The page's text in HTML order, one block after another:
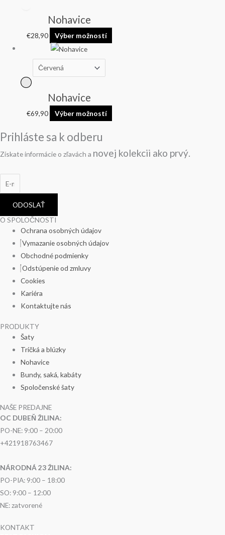
Nohavice
€28,90 Výber možností
Nohavice
€69,90 Výber možností
Prihláste sa k odberu
Získate informácie o zľavách a novej kolekcii ako prvý.
ODOSLAŤ
O SPOLOČNOSTI
Ochrana osobných údajov
Vymazanie osobných údajov
Obchodné podmienky
Odstúpenie od zmluvy
Cookies
Kariéra
Kontaktujte nás
PRODUKTY
Šaty
Tričká a blúzky
Nohavice
Bundy, saká, kabáty
Spoločenské šaty
NAŠE PREDAJNE
OC DUBEŇ ŽILINA:
PO-NE: 9:00 – 20:00
+421918763467
NÁRODNÁ 23 ŽILINA:
PO-PIA: 9:00 – 18:00
SO: 9:00 – 12:00
NE: zatvorené
KONTAKT